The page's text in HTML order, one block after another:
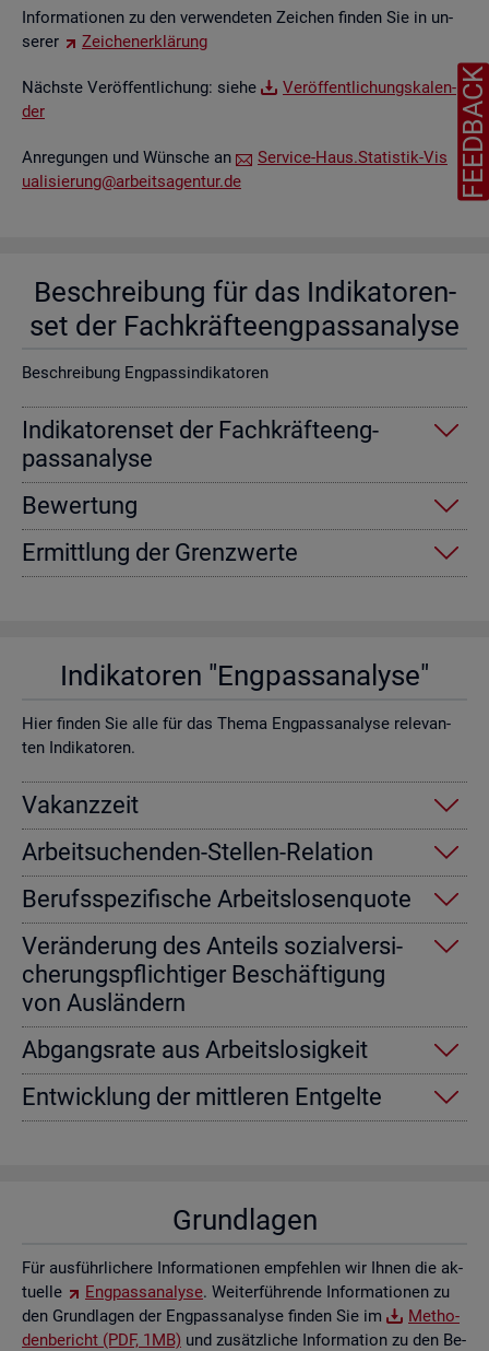
In­for­ma­tio­nen zu den ver­wen­de­ten Zei­chen fin­den Sie in un­
se­rer
Zei­chen­er­klä­rung
Nächs­te Ver­öf­fent­li­chung: siehe
Ver­öf­fent­li­chungs­ka­len­
der
An­re­gun­gen und Wün­sche an
Ser­vice-Haus.​Statistik-​Vis​
uali​sier​ung@​arb​eits​agen​tur.​de
Be­schrei­bung für das In­di­ka­to­ren­
set der Fach­kräf­te­eng­pass­ana­ly­se
Be­schrei­bung Eng­pas­sin­di­ka­to­ren
In­di­ka­to­ren­set der Fach­kräf­te­eng­
pass­ana­ly­se
Be­wer­tung
Er­mitt­lung der Grenz­wer­te
In­di­ka­to­ren "Eng­pass­ana­ly­se"
Hier fin­den Sie alle für das Thema Eng­pass­ana­ly­se re­le­van­
ten In­di­ka­to­ren.
Va­kanz­zeit
Ar­beit­su­chen­den-Stel­len-Re­la­ti­on
Be­rufs­spe­zi­fi­sche Ar­beits­lo­sen­quo­te
Ver­än­de­rung des An­teils so­zi­al­ver­si­
che­rungs­pflich­ti­ger Be­schäf­ti­gung
von Aus­län­dern
Ab­gangs­ra­te aus Ar­beits­lo­sig­keit
Ent­wick­lung der mitt­le­ren Ent­gel­te
Grund­la­gen
Für aus­führ­li­che­re In­for­ma­tio­nen emp­feh­len wir Ihnen die ak­
tu­el­le
Eng­pass­ana­ly­se. Wei­ter­füh­ren­de In­for­ma­tio­nen zu
den Grund­la­gen der Eng­pass­ana­ly­se fin­den Sie im
Me­tho­
den­be­richt (PDF, 1MB) und zu­sätz­li­che In­for­ma­ti­on zu den Be­
FEEDBACK